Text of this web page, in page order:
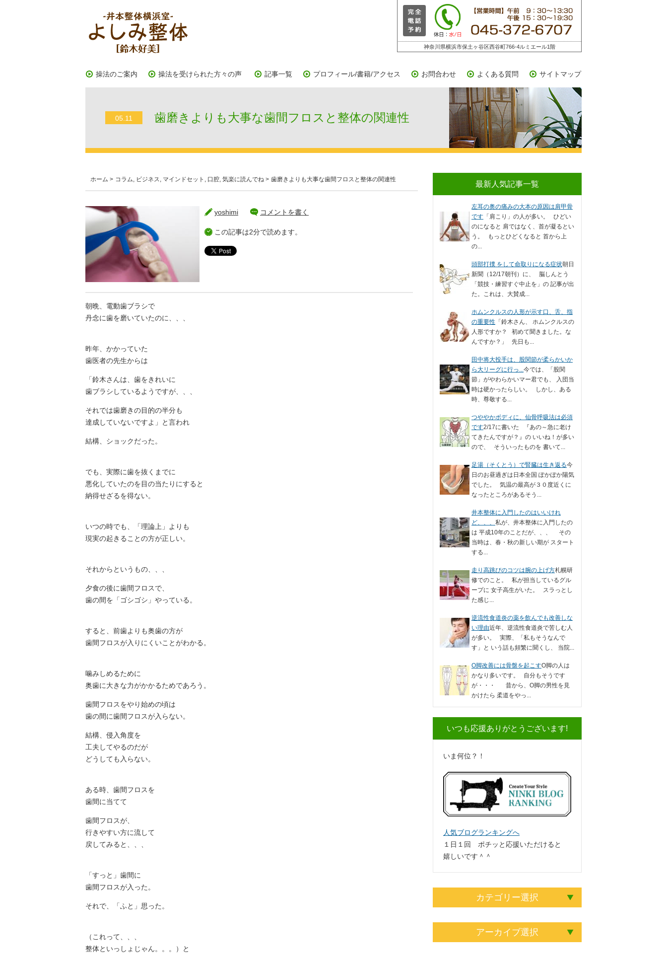
神奈川県横浜市保土ヶ谷区西谷町766-4ルミエール1階
操法のご案内 操法を受けられた方々の声 記事一覧 プロフィール/書籍/アクセス お問合わせ よくある質問 サイトマップ
05.11 歯磨きよりも大事な歯間フロスと整体の関連性
ホーム > コラム, ビジネス, マインドセット , 口腔, 気楽に読んでね > 歯磨きよりも大事な歯間フロスと整体の関連性
yoshimi コメントを書く
この記事は2分で読めます。
朝晩、電動歯ブラシで
丹念に歯を磨いていたのに、、、
昨年、かかっていた
歯医者の先生からは
「鈴木さんは、歯をきれいに
歯ブラシしているようですが、、、
それでは歯磨きの目的の半分も
達成していないですよ」と言われ
結構、ショックだった。
でも、実際に歯を抜くまでに
悪化していたのを目の当たりにすると
納得せざるを得ない。
いつの時でも、「理論上」よりも
現実の起きることの方が正しい。
それからというもの、、、
夕食の後に歯間フロスで、
歯の間を「ゴシゴシ」やっている。
すると、前歯よりも奥歯の方が
歯間フロスが入りにくいことがわかる。
噛みしめるために
奥歯に大きな力がかかるためであろう。
歯間フロスをやり始めの頃は
歯の間に歯間フロスが入らない。
結構、侵入角度を
工夫してやるのだが
どうしても入らない。
ある時、歯間フロスを
歯間に当てて
歯間フロスが、
行きやすい方に流して
戻してみると、、、
「すっと」歯間に
歯間フロスが入った。
それで、「ふと」思った。
（これって、、、
整体といっしょじゃん。。。）と
最新人気記事一覧
左耳の奥の痛みの大本の原因は肩甲骨
です 「肩こり」の人が多い。 ひどい
のになると 肩ではなく、首が凝るとい
う。 もっとひどくなると 首から上
の...
頭部打撲 をして命取りになる症状朝日
新聞（12/17朝刊）に、 脳しんとう
「競技・練習すぐ中止を」の 記事が出
た。これは、大賛成...
ホムンクルスの人形が示す口、舌、指
の重要性 「鈴木さん、 ホムンクルスの
人形ですか？ 初めて聞きました。な
んですか？」 先日も...
田中将大投手は、股関節が柔らかいか
ら大リーグに行っ...今では、「股関
節」がやわらかいマー君でも、 入団当
時は硬かったらしい。 しかし、ある
時、尊敬する...
つややかボディに、仙骨呼吸法は必須
です2/17に書いた 『あの～急に老け
てきたんですが？』の いいね！が多い
ので、 そういったものを 書いて...
足湯（そくとう）で腎臓は生き返る今
日のお昼過ぎは日本全国 ぽかぽか陽気
でした。 気温の最高が３０度近くに
なったところがあるそう...
井本整体に入門したのはいいけれ
ど、、、 私が、井本整体に入門したの
は 平成10年のことだが、、、 その
当時は、春・秋の新しい期が スタート
する...
走り高跳びのコツは腕の上げ方札幌研
修でのこと。 私が担当しているグル
ープに 女子高生がいた。 スラっとし
た感じ...
逆流性食道炎の薬を飲んでも改善しな
い理由近年、逆流性食道炎で苦しむ人
が多い。 実際、「私もそうなんで
す」と いう話も頻繁に聞くし、 当院...
O脚改善には骨盤を起こすO脚の人は
かなり多いです。 自分もそうです
が・・・ 昔から、O脚の男性を見
かけたら 柔道をやっ...
いつも応援ありがとうございます!
いま何位？！
人気ブログランキングへ
１日１回 ポチッと応援いただけると
嬉しいです＾＾
カテゴリー選択
アーカイブ選択